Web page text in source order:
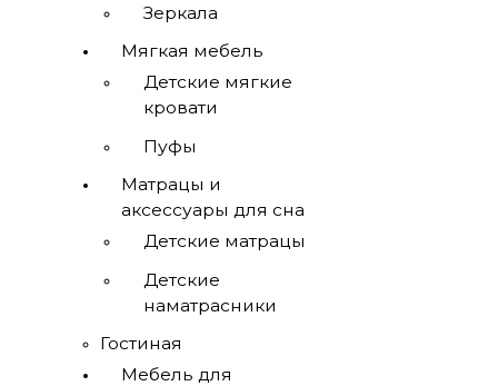
Зеркала
Мягкая мебель
Детские мягкие
кровати
Пуфы
Матрацы и
аксессуары для сна
Детские матрацы
Детские
наматрасники
Гостиная
Мебель для